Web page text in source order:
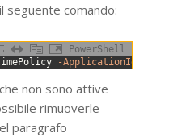
seguente comando:
PowerShell
-ApplicationId
non sono attive
rimuoverle
paragrafo